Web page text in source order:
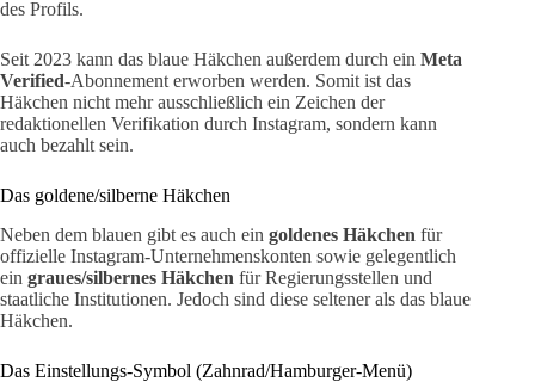
des Profils.
Seit 2023 kann das blaue Häkchen außerdem durch ein Meta
Verified-Abonnement erworben werden. Somit ist das
Häkchen nicht mehr ausschließlich ein Zeichen der
redaktionellen Verifikation durch Instagram, sondern kann
auch bezahlt sein.
Das goldene/silberne Häkchen
Neben dem blauen gibt es auch ein goldenes Häkchen für
offizielle Instagram-Unternehmenskonten sowie gelegentlich
ein graues/silbernes Häkchen für Regierungsstellen und
staatliche Institutionen. Jedoch sind diese seltener als das blaue
Häkchen.
Das Einstellungs-Symbol (Zahnrad/Hamburger-Menü)